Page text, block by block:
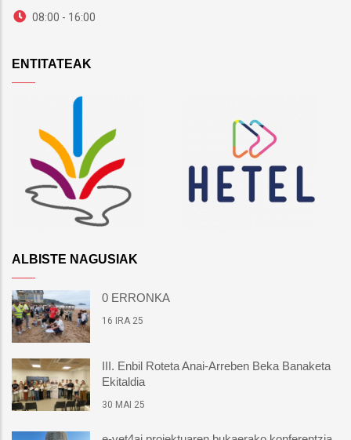
08:00 - 16:00
ENTITATEAK
ALBISTE NAGUSIAK
0 ERRONKA
16 IRA 25
III. Enbil Roteta Anai-Arreben Beka Banaketa
Ekitaldia
30 MAI 25